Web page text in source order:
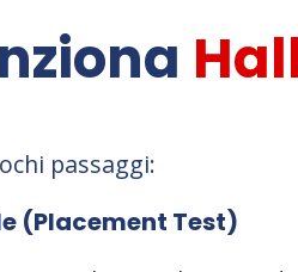
passaggi:
(Placement Test)